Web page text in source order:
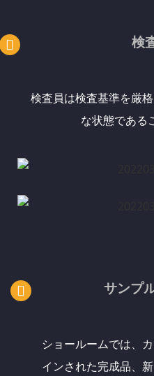
検
検査員は検査基準を厳
な状態である
サンプ
ショールームでは、
インされた完成品、